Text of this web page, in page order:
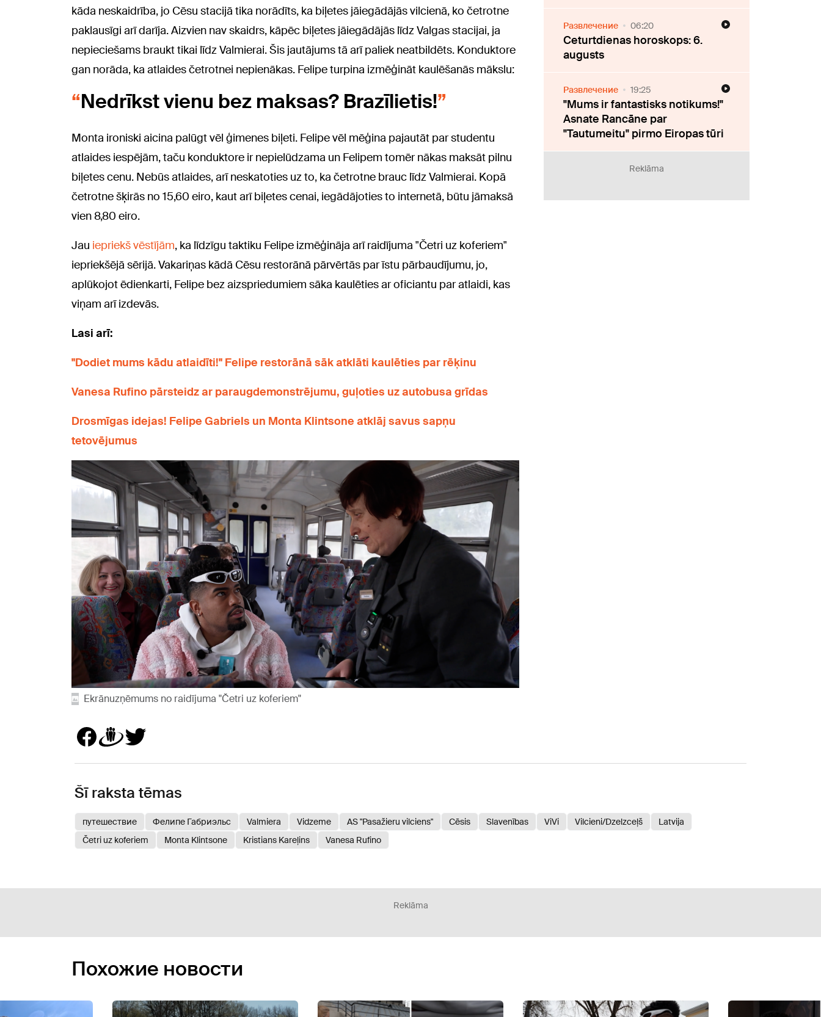
kāda neskaidrība, jo Cēsu stacijā tika norādīts, ka biļetes jāiegādājās vilcienā, ko četrotne
paklausīgi arī darīja. Aizvien nav skaidrs, kāpēc biļetes jāiegādājās līdz Valgas stacijai, ja
nepieciešams braukt tikai līdz Valmierai. Šis jautājums tā arī paliek neatbildēts. Konduktore
gan norāda, ka atlaides četrotnei nepienākas. Felipe turpina izmēģināt kaulēšanās mākslu:
Nedrīkst vienu bez maksas? Brazīlietis!
Monta ironiski aicina palūgt vēl ģimenes biļeti. Felipe vēl mēģina pajautāt par studentu
atlaides iespējām, taču konduktore ir nepielūdzama un Felipem tomēr nākas maksāt pilnu
biļetes cenu. Nebūs atlaides, arī neskatoties uz to, ka četrotne brauc līdz Valmierai. Kopā
četrotne šķirās no 15,60 eiro, kaut arī biļetes cenai, iegādājoties to internetā, būtu jāmaksā
vien 8,80 eiro.
Jau iepriekš vēstījām, ka līdzīgu taktiku Felipe izmēģināja arī raidījuma "Četri uz koferiem"
iepriekšējā sērijā. Vakariņas kādā Cēsu restorānā pārvērtās par īstu pārbaudījumu, jo,
aplūkojot ēdienkarti, Felipe bez aizspriedumiem sāka kaulēties ar oficiantu par atlaidi, kas
viņam arī izdevās.
Lasi arī:
"Dodiet mums kādu atlaidīti!" Felipe restorānā sāk atklāti kaulēties par rēķinu
Vanesa Rufino pārsteidz ar paraugdemonstrējumu, guļoties uz autobusa grīdas
Drosmīgas idejas! Felipe Gabriels un Monta Klintsone atklāj savus sapņu
tetovējumus
Ekrānuzņēmums no raidījuma "Četri uz koferiem"
Развлечение 06:20
Ceturtdienas horoskops: 6.
augusts
Развлечение 19:25
"Mums ir fantastisks notikums!"
Asnate Rancāne par
"Tautumeitu" pirmo Eiropas tūri
Reklāma
Šī raksta tēmas
путешествие Фелипе Габриэльс Valmiera Vidzeme AS "Pasažieru vilciens" Cēsis Slavenības ViVi Vilcieni/Dzelzceļš
Latvija
Četri uz koferiem
Monta Klintsone Kristians Kareļins Vanesa Rufino
Reklāma
Похожие новости